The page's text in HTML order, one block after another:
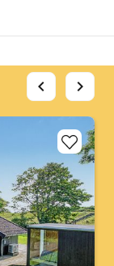
chevron_left chevron_right